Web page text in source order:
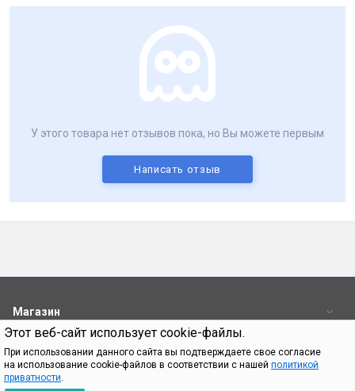
Этот веб-сайт использует cookie-файлы.
При использовании данного сайта вы подтверждаете свое согласие
на использование cookie-файлов в соответствии с нашей политикой
приватности.
У этого товара нет отзывов пока, но Вы можете первым
Написать отзыв
Магазин
Контакты